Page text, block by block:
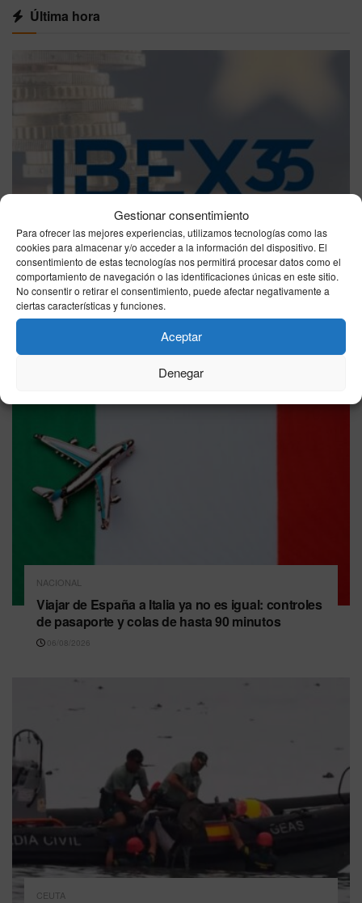
Gestionar consentimiento
Para ofrecer las mejores experiencias, utilizamos tecnologías como las
cookies para almacenar y/o acceder a la información del dispositivo. El
consentimiento de estas tecnologías nos permitirá procesar datos como el
comportamiento de navegación o las identificaciones únicas en este sitio.
No consentir o retirar el consentimiento, puede afectar negativamente a
ciertas características y funciones.
Aceptar
Denegar
Última hora
ECONOMÍA
IBEX 35, jueves 6 de agosto de 2026: cierra al
alza y roza los 20.279 puntos
NACIONAL
Viajar de España a Italia ya no es igual: controles
de pasaporte y colas de hasta 90 minutos
06/08/2026
CEUTA